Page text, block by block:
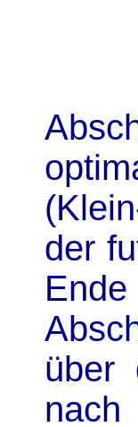
der
über